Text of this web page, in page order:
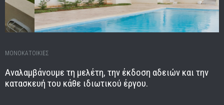
ΜΟΝΟΚΑΤΟΙΚΙΕΣ
Αναλαμβάνουμε τη μελέτη, την έκδοση αδειών και την
κατασκευή του κάθε ιδιωτικού έργου.